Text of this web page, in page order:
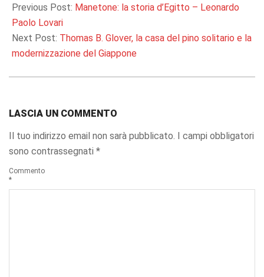
04-
22
Previous Post: Manetone: la storia d’Egitto – Leonardo
Paolo Lovari
Next Post: Thomas B. Glover, la casa del pino solitario e la
modernizzazione del Giappone
LASCIA UN COMMENTO
Il tuo indirizzo email non sarà pubblicato. I campi obbligatori
sono contrassegnati *
Commento
*